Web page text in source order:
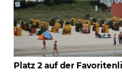
Platz 2 auf der